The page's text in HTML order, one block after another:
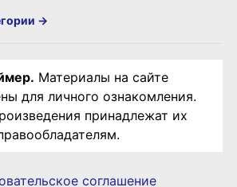
→
Материалы на сайте
для личного ознакомления.
принадлежат их
соглашение